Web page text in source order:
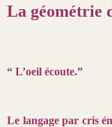
La géométrie
“ L’oeil
Le langage par cris